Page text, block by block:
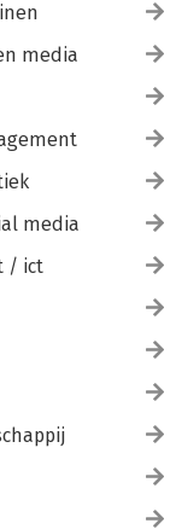
media
media
/ ict